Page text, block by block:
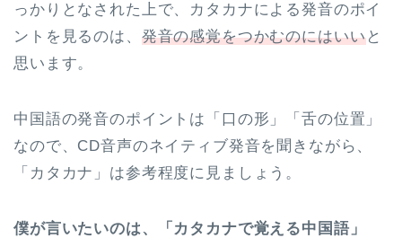
っかりとなされた上で、カタカナによる発音のポイ
ントを見るのは、 発音の感覚をつかむのにはいいと
思います。
中国語の発音のポイントは「口の形」「舌の位置」
なので、CD音声のネイティブ発音を聞きながら、
「カタカナ」は参考程度に見ましょう。
僕が言いたいのは、「カタカナで覚える中国語」